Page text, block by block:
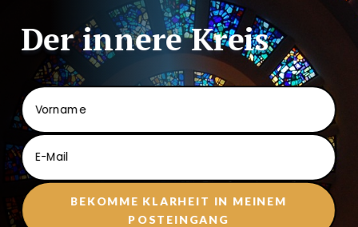
Der innere Kreis
BEKOMME KLARHEIT IN MEINEM
POSTEINGANG